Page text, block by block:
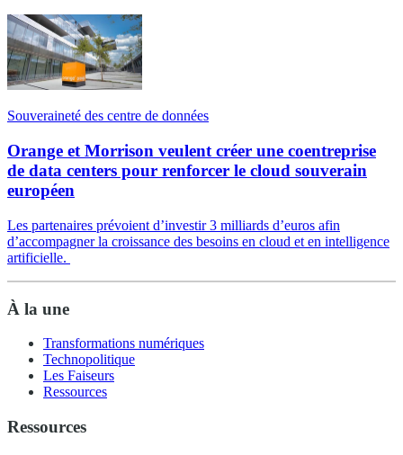
Souveraineté des centre de données
Orange et Morrison veulent créer une coentreprise
de data centers pour renforcer le cloud souverain
européen
Les partenaires prévoient d’investir 3 milliards d’euros afin
d’accompagner la croissance des besoins en cloud et en intelligence
artificielle.
À la une
Transformations numériques
Technopolitique
Les Faiseurs
Ressources
Ressources